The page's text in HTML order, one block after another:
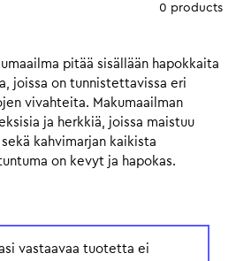
0 products
pitää sisällään hapokkaita
joissa on tunnistettavissa eri
vivahteita. Makumaailman
ja herkkiä, joissa maistuu
kahvimarjan kaikista
on kevyt ja hapokas.
vastaavaa tuotetta ei